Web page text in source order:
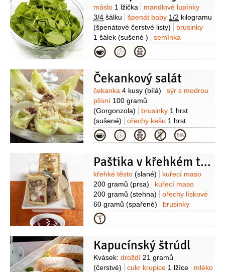
1/2
sklenice ořechy vlašské
2 lžíce
(sekané)
brusinky
2 lžíce
(sušené)
šťáva citronová1 lžička
(nebo aceto Balsamico)
sůl
Suroviny
máslo 1 lžička
mandlové lupínky
3/4 šálku špenát baby 1/2 kilogramu
(špenátové čerstvé listy)
brusinky
1 šálek (sušené )
semínka
sezamová
2 lžičky
1 lžička
cukr1/2šálku
cibule
(mletá)
Kategorie
Čekankový salát
Suroviny
čekanka 4 kusy (bílá)
sýr s modrou
plísní 100 gramů
(Gorgonzola)
brusinky 1 hrst
(sušené)
ořechy kešu 1 hrst
(nesolené)
olej olivový 3 lžíce
Balsamico1 lžíce sůl pepř
Kategorie
Paštika v křehkém těstě
Suroviny
křehké těsto (slané)
kuřecí maso
200 gramů (prsa)
kuřecí maso
200 gramů (stehna)
ořechy lískové
60 gramů (spařené)
brusinky
60 gramů
(30%)
brandy1/3decilitru
šalvěj
1 lžička (lístky)
Kategorie
Kapucínský štrúdl
Suroviny
Kvásek: droždí 21 gramů
(čerstvé)
cukr krupice 1 lžíce
mléko